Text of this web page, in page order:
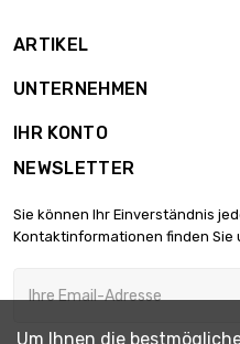
27mm (≈1.06 inch)
Länge : 1 Meter x 5
Durchmesser :
28mm (≈1.1024
inch)
Länge : 1 Meter x 5
st/pc
st/pc
ARTIKEL
UNTERNEHMEN
IHR KONTO
NEWSLETTER
Sie können Ihr Einverständnis
Kontaktinformationen finden Sie
Um Ihnen die